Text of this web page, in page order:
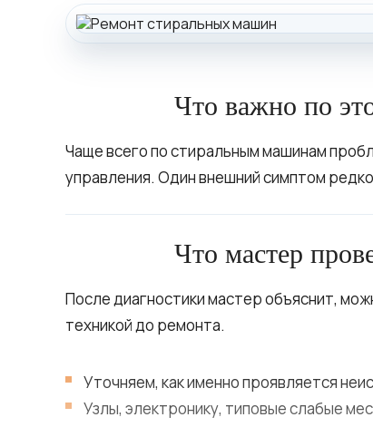
Что важно по
Чаще всего по стиральным машинам
управления. Один внешний симптом
Что мастер
После диагностики мастер объяснит,
техникой до ремонта.
Уточняем, как именно проявляется
Узлы, электронику, типовые слабые